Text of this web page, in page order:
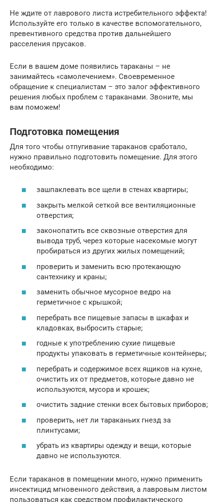
Не ждите от лаврового листа истребительного эффекта!
Используйте его только в качестве вспомогательного,
превентивного средства против дальнейшего
расселения прусаков.
Если в вашем доме появились тараканы – не
занимайтесь «самолечением». Своевременное
обращение к специалистам – это залог эффективного
решения любых проблем с тараканами. Звоните, мы
вам поможем!
Подготовка помещения
Для того чтобы отпугивание тараканов сработало,
нужно правильно подготовить помещение. Для этого
необходимо:
зашпаклевать все щели в стенах квартиры;
закрыть мелкой сеткой все вентиляционные
отверстия;
законопатить все сквозные отверстия для
вывода труб, через которые насекомые могут
пробираться из других жилых помещений;
проверить и заменить всю протекающую
сантехнику и краны;
заменить обычное мусорное ведро на
герметичное с крышкой;
перебрать все пищевые запасы в шкафах и
кладовках, выбросить старые;
годные к употреблению сухие пищевые
продукты упаковать в герметичные контейнеры;
перебрать и содержимое всех ящиков на кухне,
очистить их от предметов, которые давно не
используются, мусора и крошек;
очистить задние стенки всех бытовых приборов;
проверить, нет ли тараканьих гнезд за
плинтусами;
убрать из квартиры одежду и вещи, которые
давно не используются.
Если тараканов в помещении много, нужно применить
инсектицид мгновенного действия, а лавровым листом
пользоваться как средством профилактического